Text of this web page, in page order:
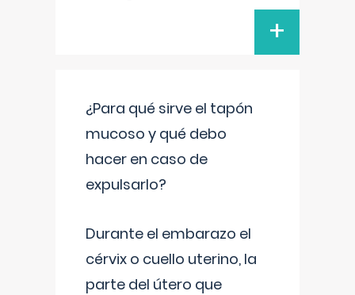
+
¿Para qué sirve el tapón
mucoso y qué debo
hacer en caso de
expulsarlo?
Durante el embarazo el
cérvix o cuello uterino, la
parte del útero que